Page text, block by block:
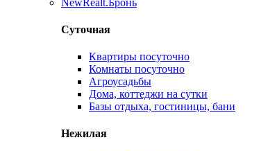
Суточная
Квартиры посуточно
Комнаты посуточно
Агроусадьбы
Дома, коттеджи на сутки
Базы отдыха, гостиницы, бани
Нежилая